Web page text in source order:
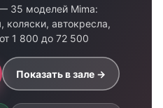
35 моделей Mima:
коляски, автокресла,
1 800 до 72 500
Показать в зале →